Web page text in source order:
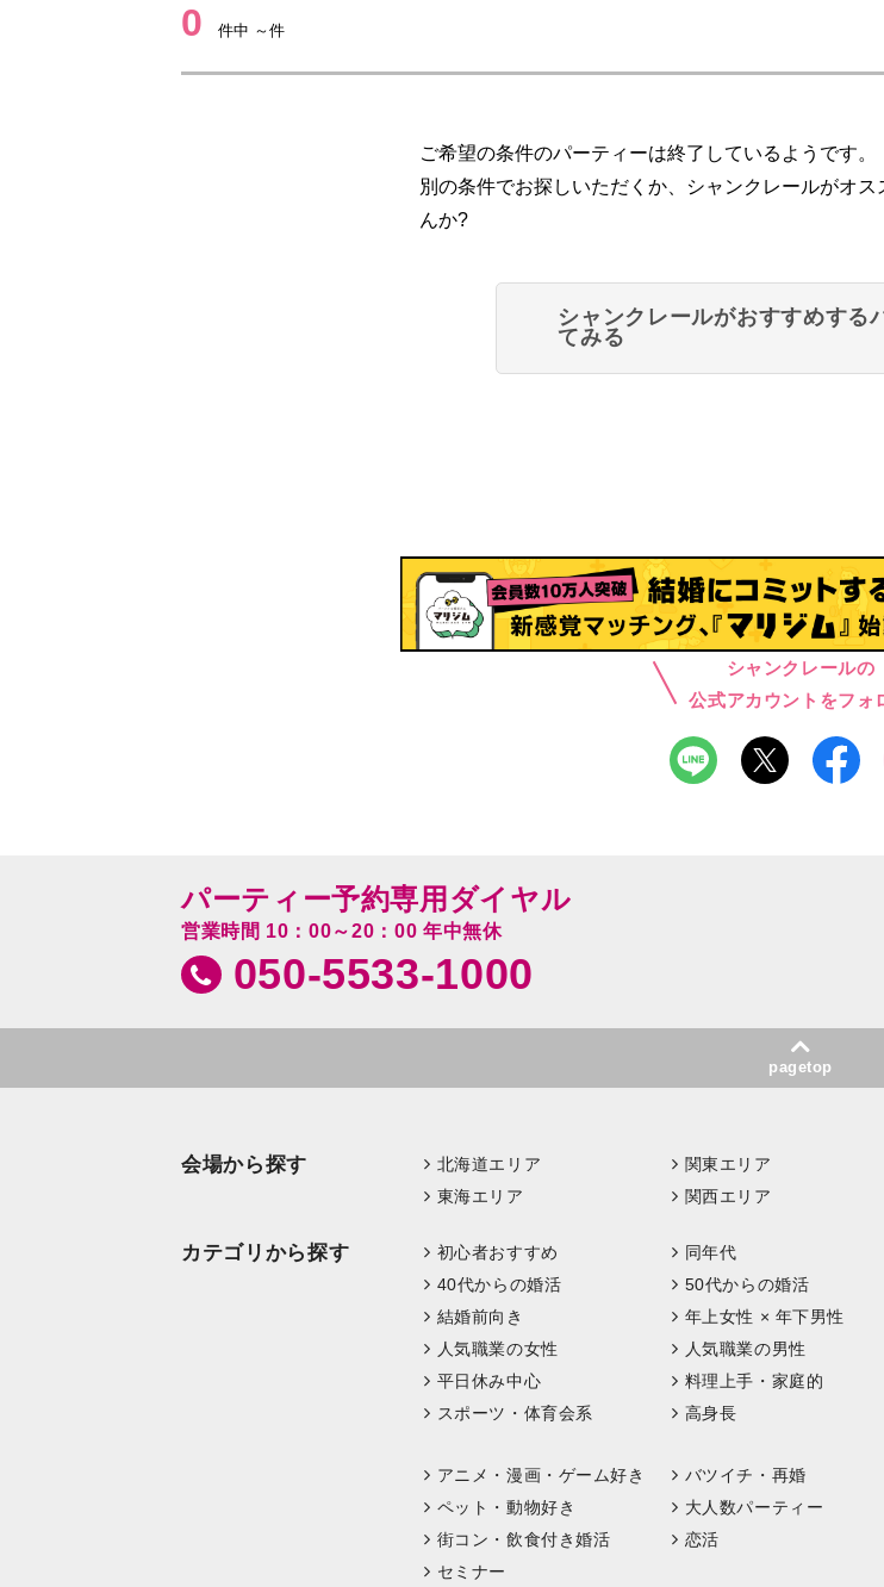
0 件中 ～件
ご希望の条件のパーティーは終了しているようです。
別の条件でお探しいただくか、シャンクレールがオ
んか?
シャンクレールがおすすめする
てみる
シャンクレールの
公式アカウントをフォ
パーティー予約専用ダイヤル
営業時間 10：00～20：00 年中無休
050-5533-1000
pagetop
会場から探す 北海道エリア 関東エリア
東海エリア
関西エリア
カテゴリから探す 初心者おすすめ 同年代
40代からの婚活
50代からの婚活
結婚前向き
年上女性 × 年下男性
人気職業の女性
人気職業の男性
平日休み中心
料理上手・家庭的
スポーツ・体育会系
高身長
アニメ・漫画・ゲーム好き
バツイチ・再婚
ペット・動物好き
大人数パーティー
街コン・飲食付き婚活
恋活
セミナー